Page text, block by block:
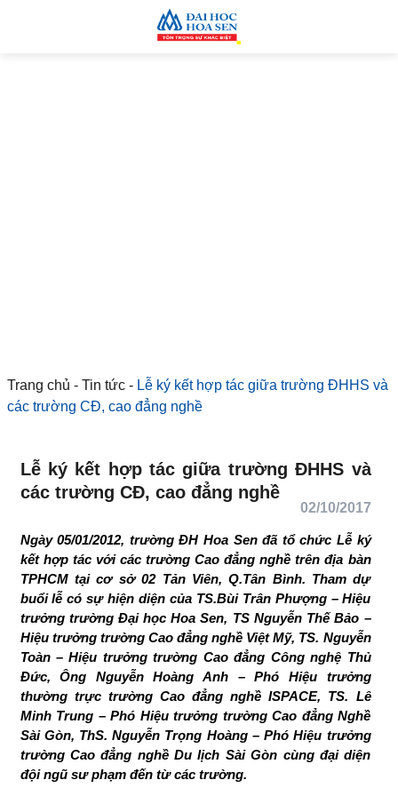
Trang chủ - Tin tức- Lễ ký kết hợp tác giữa trường ĐHHS và
các trường CĐ, cao đẳng nghề
Lễ ký kết hợp tác giữa trường ĐHHS và
các trường CĐ, cao đẳng nghề
02/10/2017
Ngày 05/01/2012, trường ĐH Hoa Sen đã tổ chức Lễ ký
kết hợp tác với các trường Cao đẳng nghề trên địa bàn
TPHCM tại cơ sở 02 Tản Viên, Q.Tân Bình. Tham dự
buổi lễ có sự hiện diện của TS.Bùi Trân Phượng – Hiệu
trưởng trường Đại học Hoa Sen, TS Nguyễn Thế Bảo –
Hiệu trưởng trường Cao đẳng nghề Việt Mỹ, TS. Nguyễn
Toàn – Hiệu trưởng trường Cao đẳng Công nghệ Thủ
Đức, Ông Nguyễn Hoàng Anh – Phó Hiệu trưởng
thường trực trường Cao đẳng nghề ISPACE, TS. Lê
Minh Trung – Phó Hiệu trưởng trường Cao đẳng Nghề
Sài Gòn, ThS. Nguyễn Trọng Hoàng – Phó Hiệu trưởng
trường Cao đẳng nghề Du lịch Sài Gòn cùng đại diện
đội ngũ sư phạm đến từ các trường.